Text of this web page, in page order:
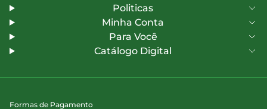
Politicas
Minha Conta
Para Você
Catálogo Digital
Formas de Pagamento